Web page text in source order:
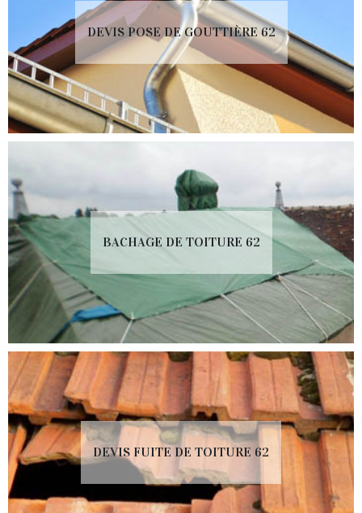
DEVIS POSE DE GOUTTIÈRE 62
BACHAGE DE TOITURE 62
DEVIS FUITE DE TOITURE 62